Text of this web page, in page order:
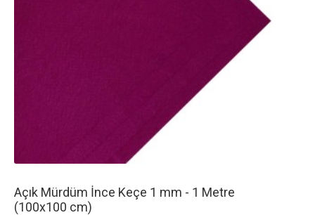
Açık Mürdüm İnce Keçe 1 mm - 1 Metre
(100x100 cm)